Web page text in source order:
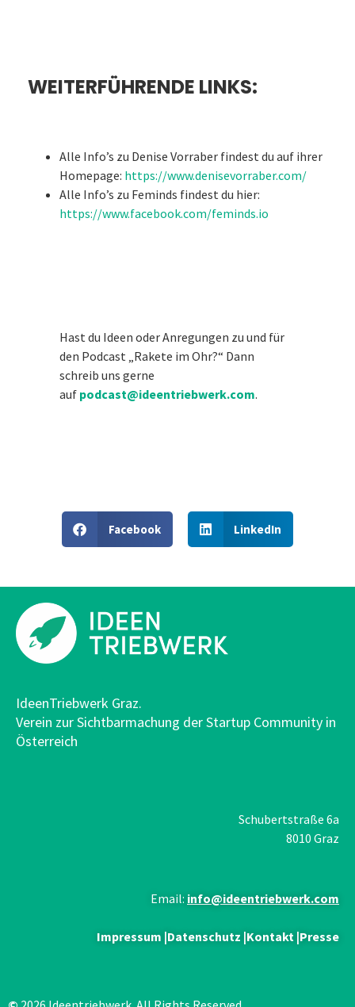
WEITERFÜHRENDE LINKS:
Alle Info’s zu Denise Vorraber findest du auf ihrer
Homepage: https://www.denisevorraber.com/
Alle Info’s zu Feminds findest du hier:
https://www.facebook.com/feminds.io
Hast du Ideen oder Anregungen zu und für
den Podcast „Rakete im Ohr?“ Dann
schreib uns gerne
auf podcast@ideentriebwerk.com.
Facebook LinkedIn
IdeenTriebwerk Graz.
Verein zur Sichtbarmachung der Startup Community in
Österreich
Schubertstraße 6a
8010 Graz
Email: info@ideentriebwerk.com
Impressum |Datenschutz |Kontakt |Presse